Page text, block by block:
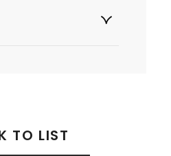
TO LIST